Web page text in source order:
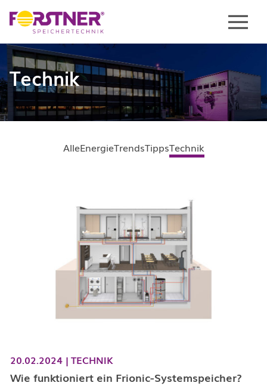
Menu
Technik
AlleEnergieTrendsTippsTechnik
20.02.2024 | TECHNIK
Wie funktioniert ein Frionic-Systemspeicher?